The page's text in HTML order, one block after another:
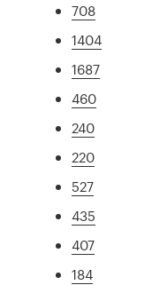
708
1404
1687
460
240
220
527
435
407
184